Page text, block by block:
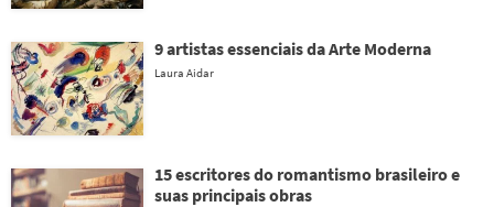
9 artistas essenciais da Arte Moderna
Laura Aidar
15 escritores do romantismo brasileiro e
suas principais obras